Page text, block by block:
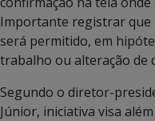
Importante registrar que
será permitido, em
trabalho ou alteração de
Segundo o diretor-
Júnior, iniciativa visa